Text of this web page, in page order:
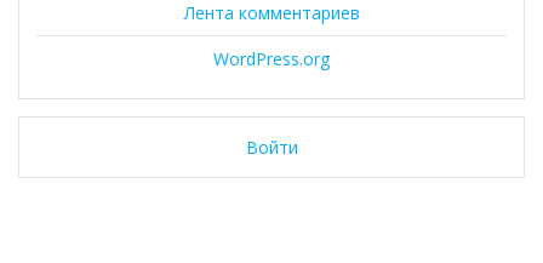
Лента комментариев
WordPress.org
Войти